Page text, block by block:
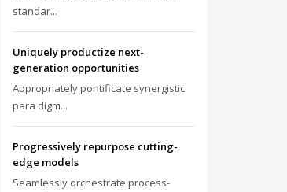
standar...
Uniquely productize next-
generation opportunities
Appropriately pontificate synergistic
para digm...
Progressively repurpose cutting-
edge models
Seamlessly orchestrate process-